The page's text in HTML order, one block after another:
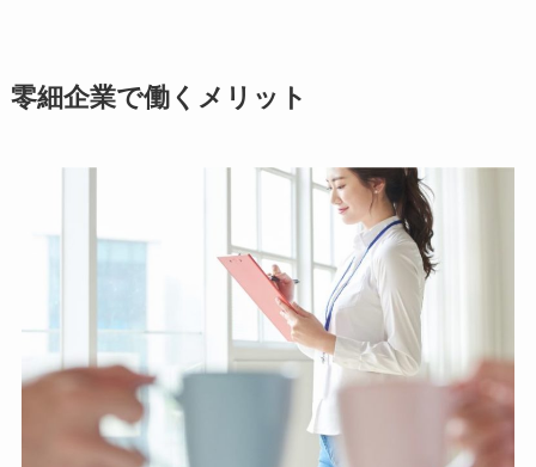
零細企業で働くメリット